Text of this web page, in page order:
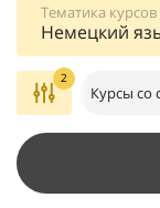
Немецкий
Тематика курсов
2
Курсы со